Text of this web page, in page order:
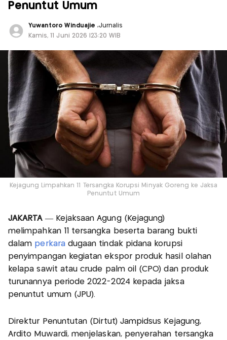
Penuntut Umum
Yuwantoro Winduajie ,Jurnalis
Kamis, 11 Juni 2026 |23:20 WIB
Kejagung Limpahkan 11 Tersangka Korupsi Minyak Goreng ke Jaksa
Penuntut Umum
JAKARTA— Kejaksaan Agung (Kejagung)
melimpahkan 11 tersangka beserta barang bukti
dalam perkaradugaan tindak pidana korupsi
penyimpangan kegiatan ekspor produk hasil olahan
kelapa sawit atau crude palm oil (CPO) dan produk
turunannya periode 2022-2024 kepada jaksa
penuntut umum (JPU).
Direktur Penuntutan (Dirtut) Jampidsus Kejagung,
Ardito Muwardi, menjelaskan, penyerahan tersangka